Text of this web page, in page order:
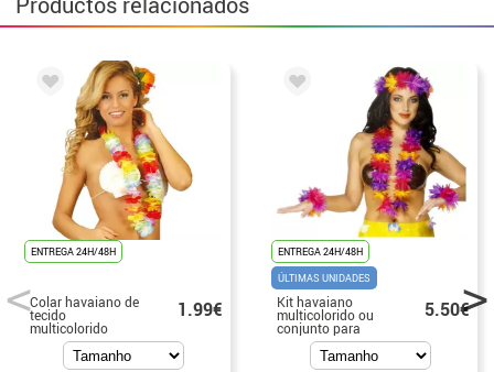
ENTREGA 24H/48H
Colar havaiano de
tecido
multicolorido
1.99€
ENTREGA 24H/48H
ÚLTIMAS UNIDADES
Kit havaiano
multicolorido ou
conjunto para
mulheres
5.50€